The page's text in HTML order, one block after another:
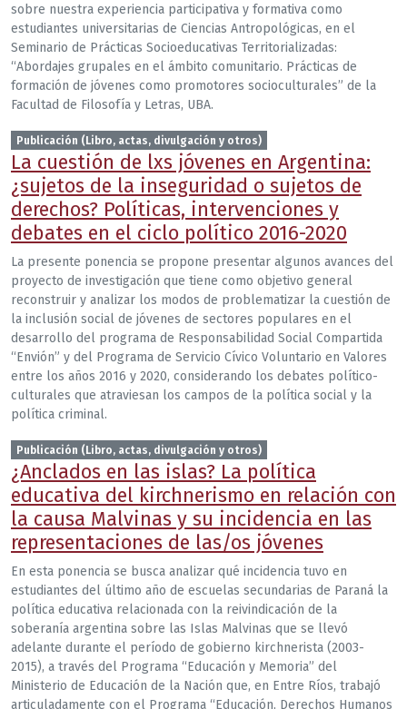
sobre nuestra experiencia participativa y formativa como
estudiantes universitarias de Ciencias Antropológicas, en el
Seminario de Prácticas Socioeducativas Territorializadas:
“Abordajes grupales en el ámbito comunitario. Prácticas de
formación de jóvenes como promotores socioculturales” de la
Facultad de Filosofía y Letras, UBA.
Publicación (Libro, actas, divulgación y otros)
La cuestión de lxs jóvenes en Argentina:
¿sujetos de la inseguridad o sujetos de
derechos? Políticas, intervenciones y
debates en el ciclo político 2016-2020
La presente ponencia se propone presentar algunos avances del
proyecto de investigación que tiene como objetivo general
reconstruir y analizar los modos de problematizar la cuestión de
la inclusión social de jóvenes de sectores populares en el
desarrollo del programa de Responsabilidad Social Compartida
“Envión” y del Programa de Servicio Cívico Voluntario en Valores
entre los años 2016 y 2020, considerando los debates político-
culturales que atraviesan los campos de la política social y la
política criminal.
Publicación (Libro, actas, divulgación y otros)
¿Anclados en las islas? La política
educativa del kirchnerismo en relación con
la causa Malvinas y su incidencia en las
representaciones de las/os jóvenes
En esta ponencia se busca analizar qué incidencia tuvo en
estudiantes del último año de escuelas secundarias de Paraná la
política educativa relacionada con la reivindicación de la
soberanía argentina sobre las Islas Malvinas que se llevó
adelante durante el período de gobierno kirchnerista (2003-
2015), a través del Programa “Educación y Memoria” del
Ministerio de Educación de la Nación que, en Entre Ríos, trabajó
articuladamente con el Programa “Educación, Derechos Humanos